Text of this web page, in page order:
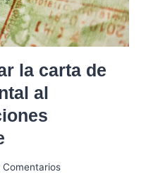
la carta de
al
Comentarios